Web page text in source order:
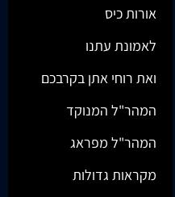
אורות כיס
לאמונת עתנו
ואת רוחי אתן בקרבכם
המהר"ל המנוקד
המהר"ל מפראג
מקראות גדולות